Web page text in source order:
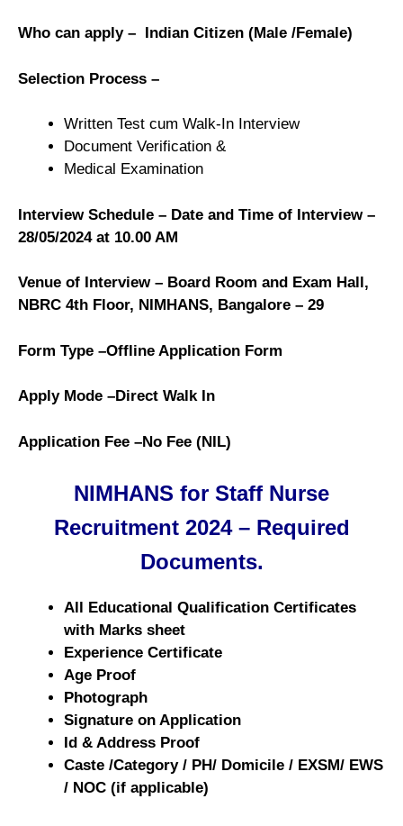
Who can apply – Indian Citizen (Male /Female)
Selection Process –
Written Test cum Walk-In Interview
Document Verification &
Medical Examination
Interview Schedule – Date and Time of Interview –
28/05/2024 at 10.00 AM
Venue of Interview – Board Room and Exam Hall,
NBRC 4th Floor, NIMHANS, Bangalore – 29
Form Type –Offline Application Form
Apply Mode –Direct Walk In
Application Fee –No Fee (NIL)
NIMHANS for Staff Nurse
Recruitment 2024 – Required
Documents.
All Educational Qualification Certificates
with Marks sheet
Experience Certificate
Age Proof
Photograph
Signature on Application
Id & Address Proof
Caste /Category / PH/ Domicile / EXSM/ EWS
/ NOC (if applicable)